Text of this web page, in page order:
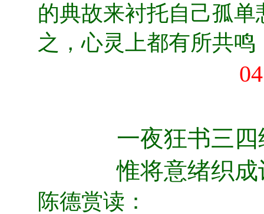
的典故来衬托自己孤
之，心灵上都有所共鸣
一夜狂书三
惟将意绪织
陈德赏读：